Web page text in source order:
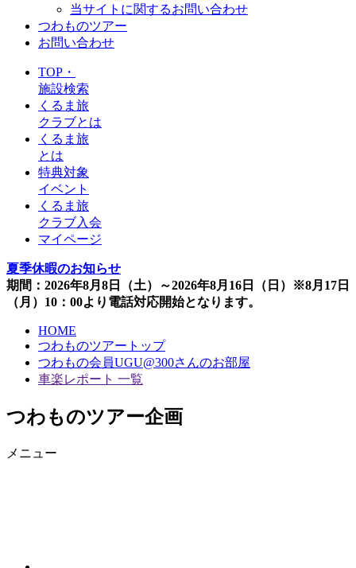
当サイトに関するお問い合わせ
つわものツアー
お問い合わせ
TOP・
施設検索
くるま旅
クラブとは
くるま旅
とは
特典対象
イベント
くるま旅
クラブ入会
マイページ
夏季休暇のお知らせ
期間：2026年8月8日（土）～2026年8月16日（日）※8月17日
（月）10：00より電話対応開始となります。
HOME
つわものツアートップ
つわもの会員UGU@300さんのお部屋
車楽レポート 一覧
つわものツアー企画
メニュー